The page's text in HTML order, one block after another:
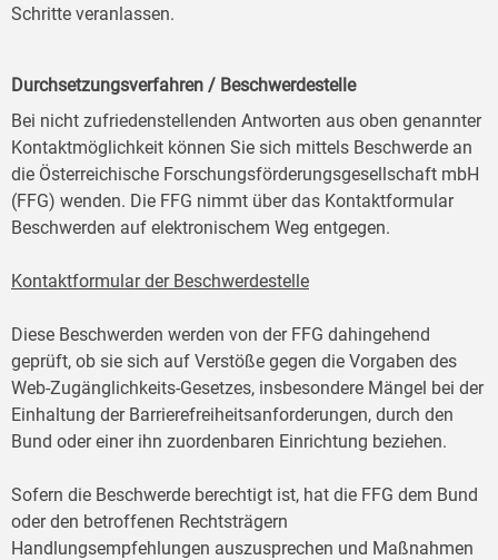
Schritte veranlassen.
Durchsetzungsverfahren / Beschwerdestelle
Bei nicht zufriedenstellenden Antworten aus oben genannter
Kontaktmöglichkeit können Sie sich mittels Beschwerde an
die Österreichische Forschungsförderungsgesellschaft mbH
(FFG) wenden. Die FFG nimmt über das Kontaktformular
Beschwerden auf elektronischem Weg entgegen.
Kontaktformular der Beschwerdestelle
Diese Beschwerden werden von der FFG dahingehend
geprüft, ob sie sich auf Verstöße gegen die Vorgaben des
Web-Zugänglichkeits-Gesetzes, insbesondere Mängel bei der
Einhaltung der Barrierefreiheitsanforderungen, durch den
Bund oder einer ihn zuordenbaren Einrichtung beziehen.
Sofern die Beschwerde berechtigt ist, hat die FFG dem Bund
oder den betroffenen Rechtsträgern
Handlungsempfehlungen auszusprechen und Maßnahmen